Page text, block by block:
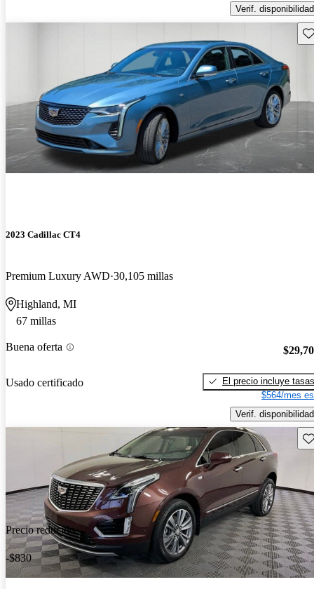
Verif. disponibilidad
2023 Cadillac CT4
Premium Luxury AWD 30,105 millas
Highland, MI
67 millas
Buena oferta
Usado certificado
El precio incluye tasas
$564/mes
Verif. disponibilidad
Precio reducido
-$830